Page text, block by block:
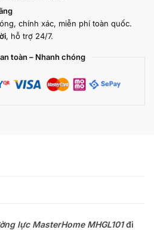
chính xác, miễn phí toàn quốc.
, hỗ trợ 24/7.
toàn – Nhanh chóng
lực MasterHome MHGL101đi